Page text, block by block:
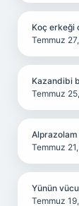
Koç erkeği
Temmuz
Kazandibi
Temmuz
Alprazolam
Temmuz
Yünün
Temmuz